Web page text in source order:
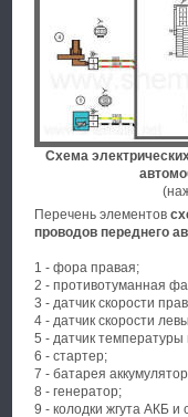
Схема
Перечень элементов
проводов переднего
1 - фора правая;
2 - противотуманная
3 - датчик скорости
4 - датчик скорости
5 - датчик температуры
6 - стартер;
7 - батарея
8 - генератор;
9 - колодки жгута АКБ и